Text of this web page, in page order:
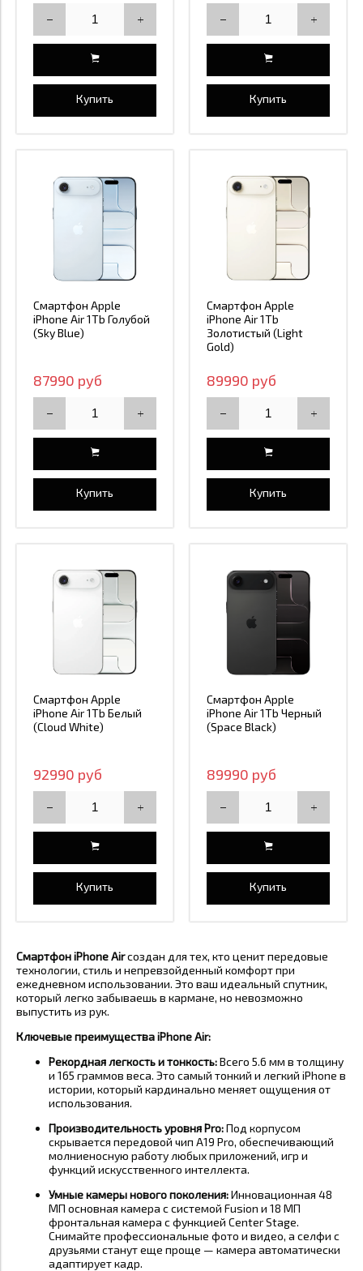
Купить Купить
Смартфон Apple
iPhone Air 1Tb Голубой
(Sky Blue)
87990 руб
Купить
Смартфон Apple
iPhone Air 1Tb
Золотистый (Light
Gold)
89990 руб
Купить
Смартфон Apple
iPhone Air 1Tb Белый
(Cloud White)
92990 руб
Купить
Смартфон Apple
iPhone Air 1Tb Черный
(Space Black)
89990 руб
Купить
Смартфон iPhone Airсоздан для тех, кто ценит передовые
технологии, стиль и непревзойденный комфорт при
ежедневном использовании. Это ваш идеальный спутник,
который легко забываешь в кармане, но невозможно
выпустить из рук.
Ключевые преимущества iPhone Air:
Рекордная легкость и тонкость:Всего 5.6 мм в толщину
и 165 граммов веса. Это самый тонкий и легкий iPhone в
истории, который кардинально меняет ощущения от
использования.
Производительность уровня Pro:Под корпусом
скрывается передовой чип A19 Pro, обеспечивающий
молниеносную работу любых приложений, игр и
функций искусственного интеллекта.
Умные камеры нового поколения:Инновационная 48
МП основная камера с системой Fusion и 18 МП
фронтальная камера с функцией Center Stage.
Снимайте профессиональные фото и видео, а селфи с
друзьями станут еще проще — камера автоматически
адаптирует кадр.